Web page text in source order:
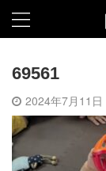
69561
2024年7月11日